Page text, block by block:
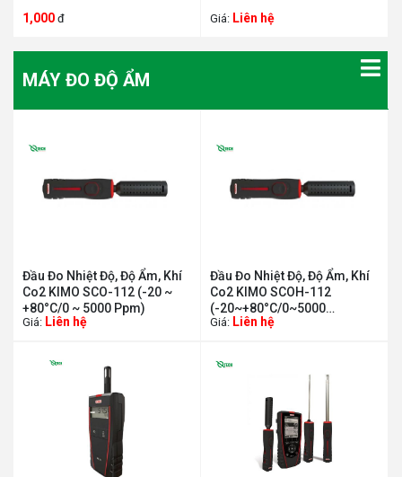
1,000 đ Giá: Liên hệ
MÁY ĐO ĐỘ ẨM
Đầu Đo Nhiệt Độ, Độ Ẩm, Khí
Co2 KIMO SCO-112 (-20 ~
+80°C/0 ~ 5000 Ppm)
Giá: Liên hệ
Đầu Đo Nhiệt Độ, Độ Ẩm, Khí
Co2 KIMO SCOH-112
(-20~+80°C/0~5000
Ppm/5~95%Rh)
Giá: Liên hệ